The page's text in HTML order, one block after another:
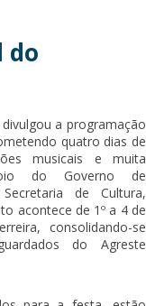
do
a programação
quatro dias de
musicais e muita
do Governo de
de Cultura,
acontece de 1º a 4 de
consolidando-se
do Agreste